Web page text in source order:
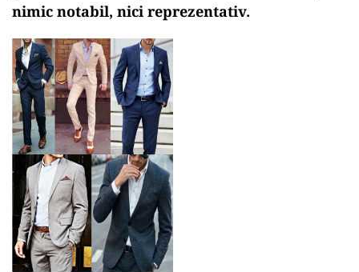
nimic notabil, nici reprezentativ.